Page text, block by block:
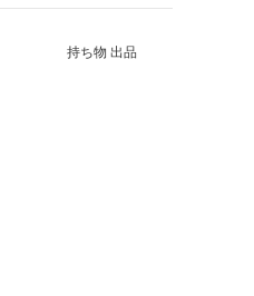
持ち物 出品